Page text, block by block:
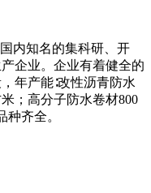
内知名的集科研、开
企业。企业有着健全的
年产能∶改性沥青防水
；高分子防水卷材800
齐全。